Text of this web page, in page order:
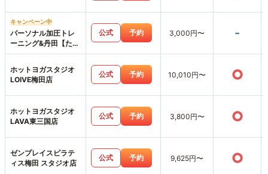
キャンペーン中
パーソナル加圧トレ
ーニング&丹田【たん
でん】波動整体スタ
ツニニナナ-
公式 予約 3,000円〜 -
ホットヨガスタジオ
LOIVE梅田店
公式 予約 10,010円〜 ○
ホットヨガスタジオ
LAVA東三国店
公式 予約 3,800円〜 ○
ゼンプレイスピラテ
ィス梅田 スタジオ店
公式 予約 9,625円〜 ○